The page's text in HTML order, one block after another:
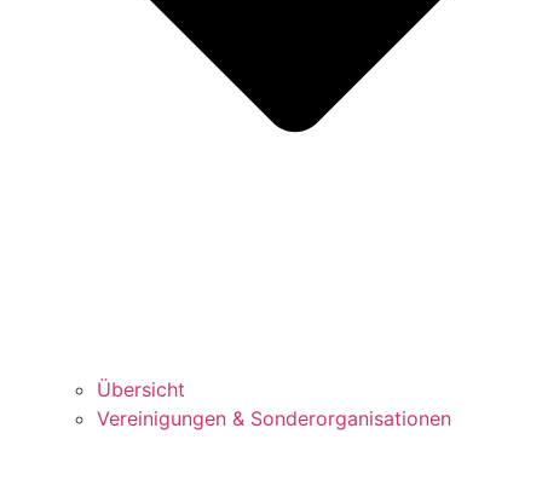
Über­sicht
Ver­ei­ni­gun­gen & Sonderorganisationen